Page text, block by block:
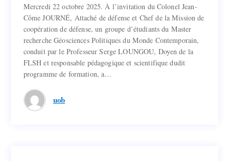
Mercredi 22 octobre 2025. À l’invitation du Colonel Jean-
Côme JOURNÉ, Attaché de défense et Chef de la Mission de
coopération de défense, un groupe d’étudiants du Master
recherche Géosciences Politiques du Monde Contemporain,
conduit par le Professeur Serge LOUNGOU, Doyen de la
FLSH et responsable pédagogique et scientifique dudit
programme de formation, a…
uob
Mercredi 22 octobre 2025. À l’invitation du Colonel Jean-
Côme JOURNÉ, Attaché de défense et Chef de la Mission de
coopération de défense, un groupe d’étudiants du Master
recherche Géosciences Politiques du Monde Contemporain,
conduit par le Professeur Serge LOUNGOU, Doyen de la
FLSH et responsable pédagogique et scientifique dudit